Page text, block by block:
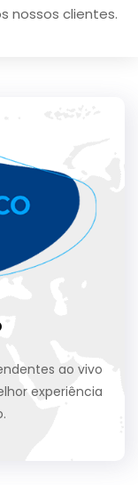
nossos clientes.
ao vivo
experiência